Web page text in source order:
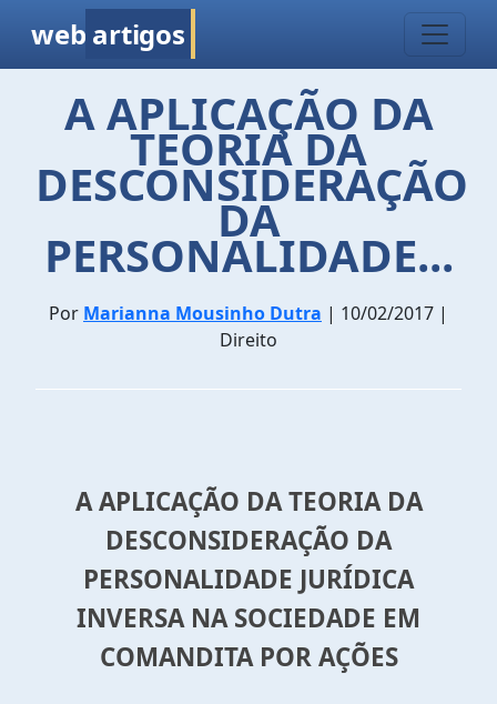
web artigos
A APLICAÇÃO DA
TEORIA DA
DESCONSIDERAÇÃO
DA
PERSONALIDADE...
Por Marianna Mousinho Dutra | 10/02/2017 |
Direito
A APLICAÇÃO DA TEORIA DA
DESCONSIDERAÇÃO DA
PERSONALIDADE JURÍDICA
INVERSA NA SOCIEDADE EM
COMANDITA POR AÇÕES